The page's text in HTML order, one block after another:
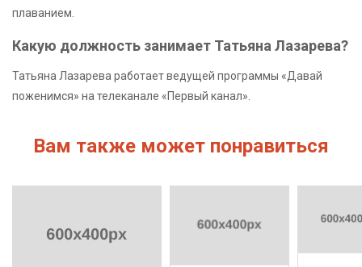
плаванием.
Какую должность занимает Татьяна Лазарева?
Татьяна Лазарева работает ведущей программы «Давай
поженимся» на телеканале «Первый канал».
Вам также может понравиться